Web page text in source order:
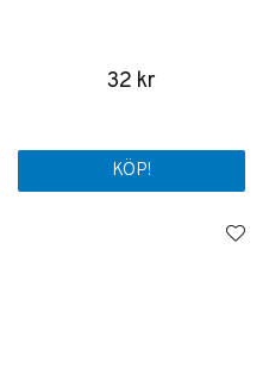
32 kr
KÖP!